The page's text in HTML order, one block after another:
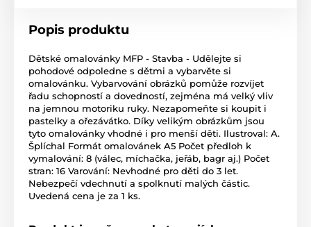
Popis produktu
Dětské omalovánky MFP - Stavba - Udělejte si
pohodové odpoledne s dětmi a vybarvěte si
omalovánku. Vybarvování obrázků pomůže rozvíjet
řadu schopností a dovedností, zejména má velký vliv
na jemnou motoriku ruky. Nezapomeňte si koupit i
pastelky a ořezávátko. Díky velikým obrázkům jsou
tyto omalovánky vhodné i pro menší děti. Ilustroval: A.
Šplíchal Formát omalovánek A5 Počet předloh k
vymalování: 8 (válec, míchačka, jeřáb, bagr aj.) Počet
stran: 16 Varování: Nevhodné pro děti do 3 let.
Nebezpečí vdechnutí a spolknutí malých částic.
Uvedená cena je za 1 ks.